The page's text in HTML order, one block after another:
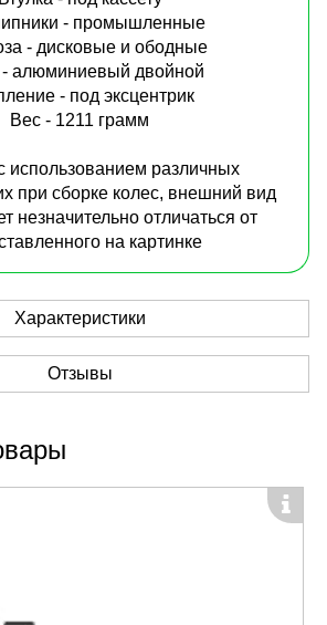
- промышленные
- дисковые и ободные
алюминиевый двойной
- под эксцентрик
Вес - 1211 грамм
использованием различных
при сборке колес, внешний вид
незначительно отличаться от
на картинке
Характеристики
Отзывы